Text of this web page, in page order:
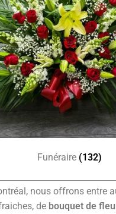
Funéraire (132)
nous offrons entre
de bouquet de